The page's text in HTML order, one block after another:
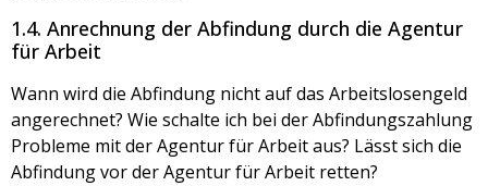
1.4. Anrechnung der Abfindung durch die Agentur
für Arbeit
Wann wird die Abfindung nicht auf das Arbeitslosengeld
angerechnet? Wie schalte ich bei der Abfindungszahlung
Probleme mit der Agentur für Arbeit aus? Lässt sich die
Abfindung vor der Agentur für Arbeit retten?